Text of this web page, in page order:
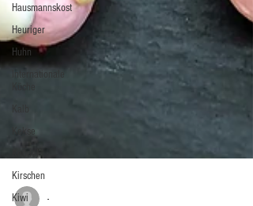
Hausmannskost
Heuriger
Huhn
Kekse
Knödel
Kirschen
Kiwi